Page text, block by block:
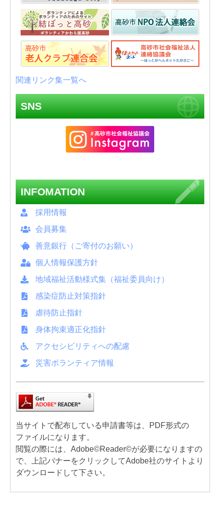
関連リンク集一覧へ
SNS
INFOMATION
採用情報
会員募集
善意銀行（ご寄付のお願い）
個人情報保護方針
地域福祉活動様式集（福祉委員向け）
感染症防止対策指針
虐待防止指針
身体拘束適正化指針
アクセシビリティへの配慮
災害ボランティア情報
当サイトで配布している申請書等は、PDF形式の
ファイルになります。
閲覧の際には、Adobe©Reader©が必要になりますの
で、上記バナーをクリックしてAdobe社のサイトより
ダウンロードして下さい。